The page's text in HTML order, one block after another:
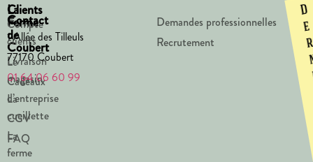
La
Ferme
de
Coubert
Le
magasin
La
cueillette
La
ferme
Clients
Compte
clients
Livraison
Cadeaux
d’entreprise
CGV
FAQ
Contact
1 Allée des Tilleuls
77170 Coubert
01 64 06 60 99
Demandes professionnelles
Recrutement
D
e